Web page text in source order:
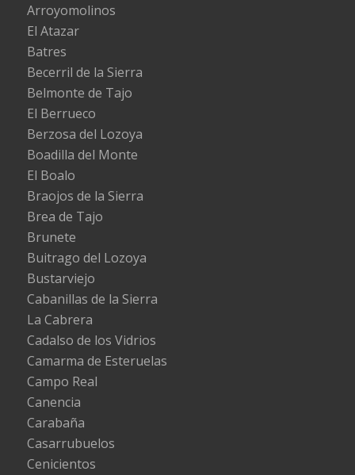
Arroyomolinos
El Atazar
Batres
Becerril de la Sierra
Belmonte de Tajo
El Berrueco
Berzosa del Lozoya
Boadilla del Monte
El Boalo
Braojos de la Sierra
Brea de Tajo
Brunete
Buitrago del Lozoya
Bustarviejo
Cabanillas de la Sierra
La Cabrera
Cadalso de los Vidrios
Camarma de Esteruelas
Campo Real
Canencia
Carabaña
Casarrubuelos
Cenicientos